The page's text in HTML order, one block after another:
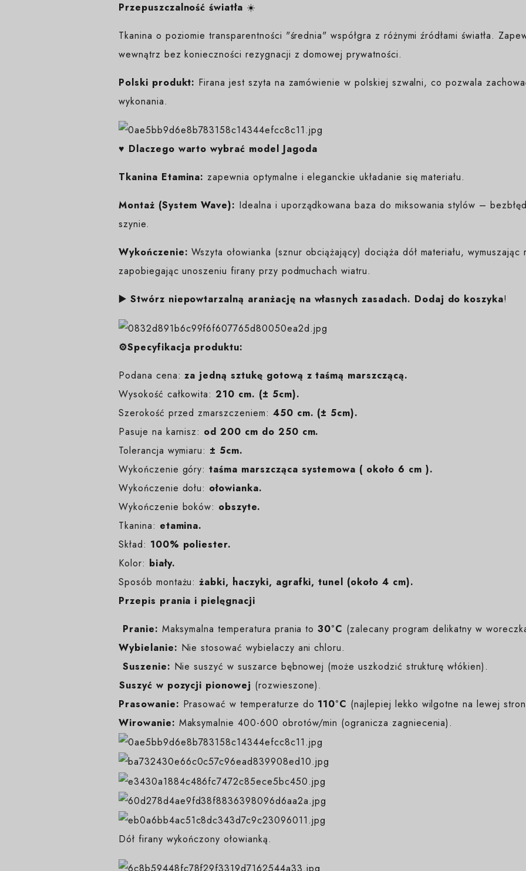
Przepuszczalność światła ☀️
Tkanina o poziomie transparentności "średnia" współgra z różnymi źródłami światła.
wewnątrz bez konieczności rezygnacji z domowej prywatności.
Polski produkt: Firana jest szyta na zamówienie w polskiej szwalni, co pozwala
wykonania.
♥️ Dlaczego warto wybrać model Jagoda
Tkanina Etamina: zapewnia optymalne i eleganckie układanie się materiału.
Montaż (System Wave): Idealna i uporządkowana baza do miksowania stylów –
szynie.
Wykończenie: Wszyta ołowianka (sznur obciążający) dociąża dół materiału,
zapobiegając unoszeniu firany przy podmuchach wiatru.
▶️ Stwórz niepowtarzalną aranżację na własnych zasadach. Dodaj do koszyka!
⚙️Specyfikacja produktu:
Podana cena: za jedną sztukę gotową z taśmą marszczącą.
Wysokość całkowita: 210 cm. (± 5cm).
Szerokość przed zmarszczeniem: 450 cm. (± 5cm).
Pasuje na karnisz: od 200 cm do 250 cm.
Tolerancja wymiaru: ± 5cm.
Wykończenie góry:taśma marszcząca systemowa ( około 6 cm ).
Wykończenie dołu: ołowianka.
Wykończenie boków: obszyte.
Tkanina: etamina.
Skład: 100% poliester.
Kolor: biały.
Sposób montażu:żabki, haczyki, agrafki, tunel (około 4 cm).
Przepis prania i pielęgnacji
Pranie: Maksymalna temperatura prania to30°C (zalecany program delikatny w
Wybielanie: Nie stosować wybielaczy ani chloru.
Suszenie: Nie suszyć w suszarce bębnowej (może uszkodzić strukturę włókien).
️Suszyć w pozycji pionowej (rozwieszone).
Prasowanie: Prasować w temperaturze do 110°C (najlepiej lekko wilgotne na lewej
Wirowanie: Maksymalnie 400-600 obrotów/min (ogranicza zagniecenia).
Dół firany wykończony ołowianką.